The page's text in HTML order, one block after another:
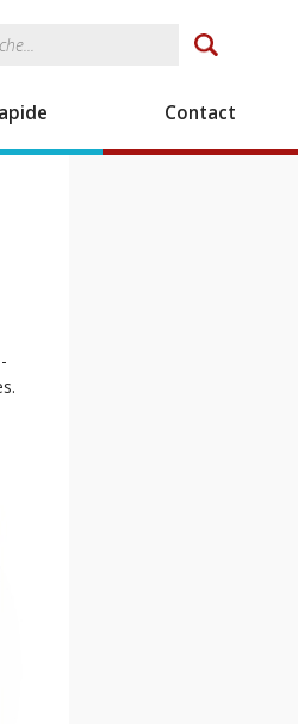
Contact
de
recherche